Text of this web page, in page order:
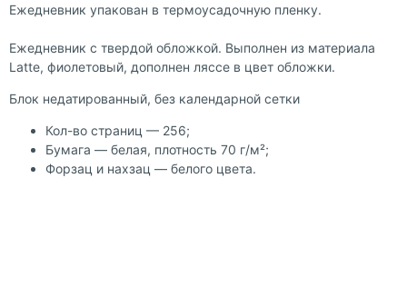
Ежедневник упакован в термоусадочную пленку.
Ежедневник с твердой обложкой. Выполнен из материала
Latte, фиолетовый, дополнен ляссе в цвет обложки.
Блок недатированный, без календарной сетки
Кол-во страниц — 256;
Бумага — белая, плотность 70 г/м²;
Форзац и нахзац — белого цвета.